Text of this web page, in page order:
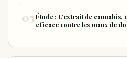
Étude : L’extrait de cannabis,
efficace contre les maux de